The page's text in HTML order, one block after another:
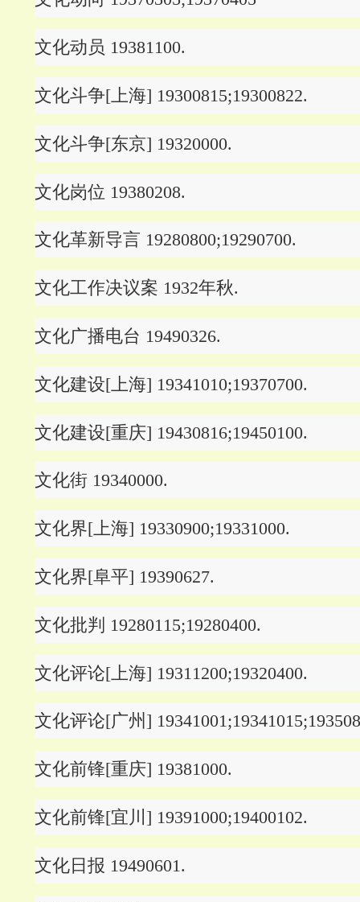
文化动员 19381100.
文化斗争[上海] 19300815;19300822.
文化斗争[东京] 19320000.
文化岗位 19380208.
文化革新导言 19280800;19290700.
文化工作决议案 1932年秋.
文化广播电台 19490326.
文化建设[上海] 19341010;19370700.
文化建设[重庆] 19430816;19450100.
文化街 19340000.
文化界[上海] 19330900;19331000.
文化界[阜平] 19390627.
文化批判 19280115;19280400.
文化评论[上海] 19311200;19320400.
文化评论[广州]
文化前锋[重庆] 19381000.
文化前锋[宜川] 19391000;19400102.
文化日报 19490601.